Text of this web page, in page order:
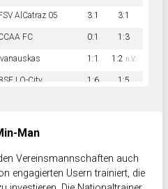
AlCatraz 05 3:1 3:1
FC 0:1 1:3
Ivanauskas 1:1 1:2 n.V.
LO-City 1:6 1:5
Man
Vereinsmannschaften auch
engagierten Usern trainiert, die